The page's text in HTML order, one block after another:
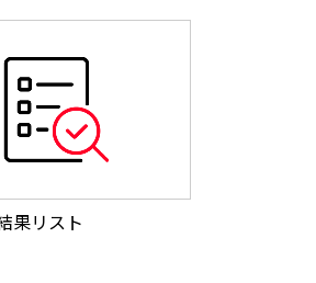
果リスト